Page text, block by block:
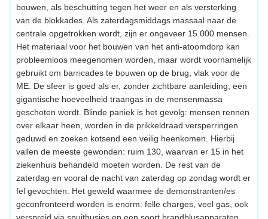
bouwen, als beschutting tegen het weer en als versterking
van de blokkades. Als zaterdagsmiddags massaal naar de
centrale opgetrokken wordt, zijn er ongeveer 15.000 mensen.
Het materiaal voor het bouwen van het anti-atoomdorp kan
probleemloos meegenomen worden, maar wordt voornamelijk
gebruikt om barricades te bouwen op de brug, vlak voor de
ME. De sfeer is goed als er, zonder zichtbare aanleiding, een
gigantische hoeveelheid traangas in de mensenmassa
geschoten wordt. Blinde paniek is het gevolg: mensen rennen
over elkaar heen, worden in de prikkeldraad versperringen
geduwd en zoeken kotsend een veilig heenkomen. Hierbij
vallen de meeste gewonden: ruim 130, waarvan er 15 in het
ziekenhuis behandeld moeten worden. De rest van de
zaterdag en vooral de nacht van zaterdag op zondag wordt er
fel gevochten. Het geweld waarmee de demonstranten/es
geconfronteerd worden is enorm: felle charges, veel gas, ook